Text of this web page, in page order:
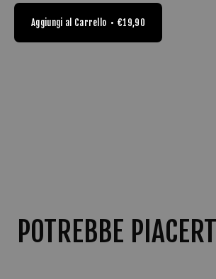
Aggiungi al Carrello €19,90
POTREBBE